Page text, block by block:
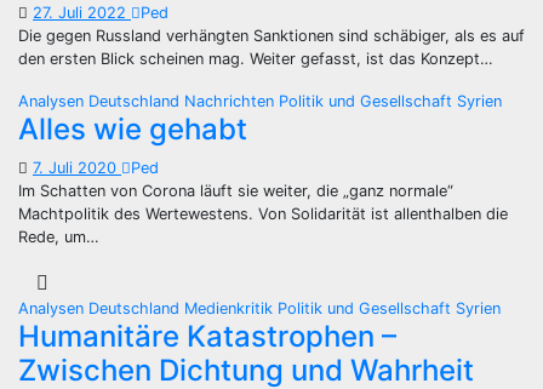
27. Juli 2022
Ped
Die gegen Russland verhängten Sanktionen sind schäbiger, als es auf
den ersten Blick scheinen mag. Weiter gefasst, ist das Konzept…
Analysen Deutschland Nachrichten Politik und Gesellschaft Syrien
Alles wie gehabt
7. Juli 2020
Ped
Im Schatten von Corona läuft sie weiter, die „ganz normale“
Machtpolitik des Wertewestens. Von Solidarität ist allenthalben die
Rede, um…
Analysen Deutschland Medienkritik Politik und Gesellschaft Syrien
Humanitäre Katastrophen –
Zwischen Dichtung und Wahrheit